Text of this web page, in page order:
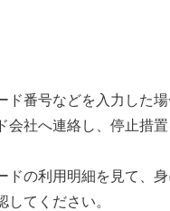
ド番号などを入力した
会社へ連絡し、停止措
ドの利用明細を見て、
てください。